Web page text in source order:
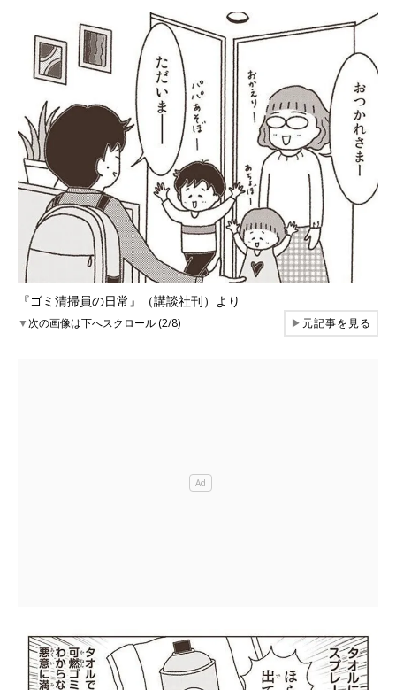
『ゴミ清掃員の日常』（講談社刊）より
▼次の画像は下へスクロール (2/8) ▶元記事を見る